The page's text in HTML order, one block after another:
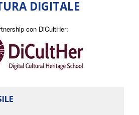
DIGITALE
con DiCultHer: